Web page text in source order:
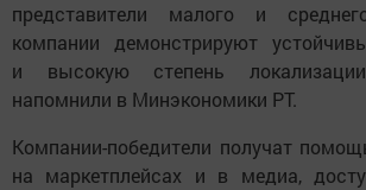
представители малого и
компании демонстрируют
и высокую степень локализации
напомнили в Минэкономики РТ.
Компании-победители получат
на маркетплейсах и в медиа,